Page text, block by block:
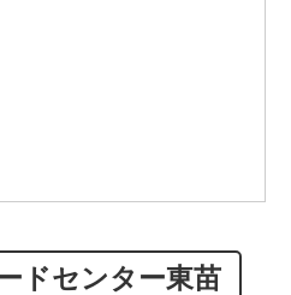
ドセンター東苗